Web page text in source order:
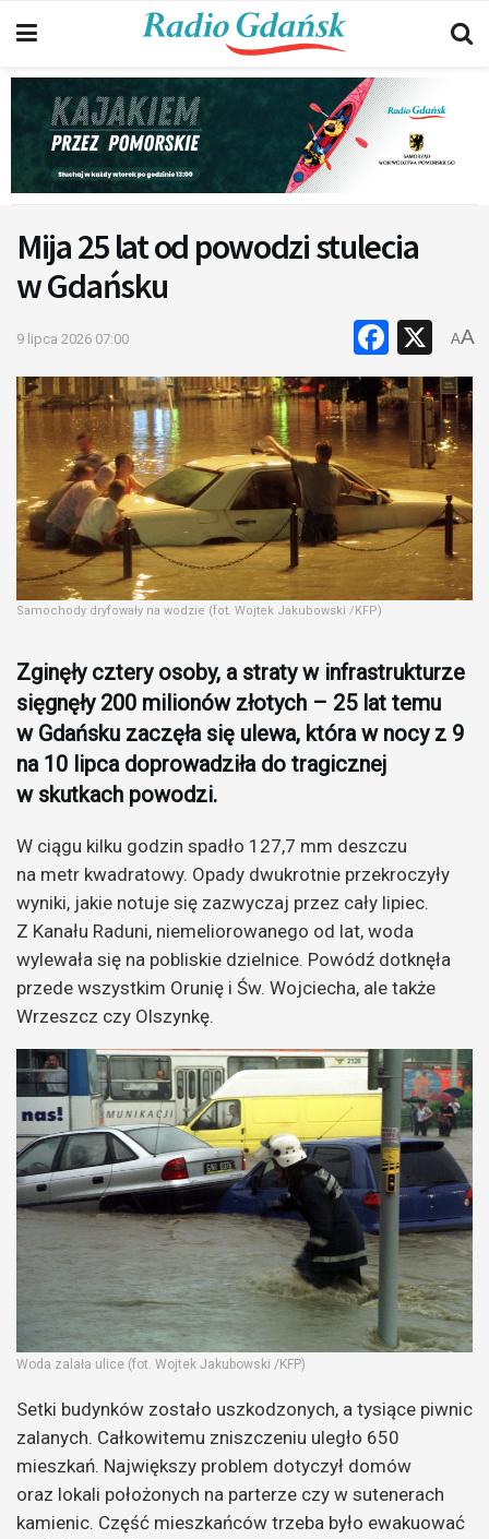
Mija 25 lat od powodzi stulecia
w Gdańsku
9 lipca 2026 07:00 X
AA
Samochody dryfowały na wodzie (fot. Wojtek Jakubowski /KFP)
Zginęły cztery osoby, a straty w infrastrukturze
sięgnęły 200 milionów złotych – 25 lat temu
w Gdańsku zaczęła się ulewa, która w nocy z 9
na 10 lipca doprowadziła do tragicznej
w skutkach powodzi.
W ciągu kilku godzin spadło 127,7 mm deszczu
na metr kwadratowy. Opady dwukrotnie przekroczyły
wyniki, jakie notuje się zazwyczaj przez cały lipiec.
Z Kanału Raduni, niemeliorowanego od lat, woda
wylewała się na pobliskie dzielnice. Powódź dotknęła
przede wszystkim Orunię i Św. Wojciecha, ale także
Wrzeszcz czy Olszynkę.
Woda zalała ulice (fot. Wojtek Jakubowski /KFP)
Setki budynków zostało uszkodzonych, a tysiące piwnic
zalanych. Całkowitemu zniszczeniu uległo 650
mieszkań. Największy problem dotyczył domów
oraz lokali położonych na parterze czy w sutenerach
kamienic. Część mieszkańców trzeba było ewakuować